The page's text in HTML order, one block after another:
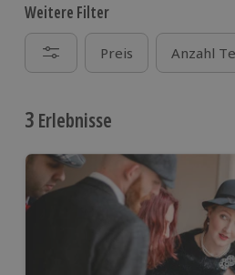
Weitere Filter
Preis Anzahl
3 Erlebnisse